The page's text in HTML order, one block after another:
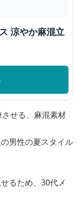
涼やか麻混立
せる、麻混素材
男性の夏スタイル
るため、30代メ